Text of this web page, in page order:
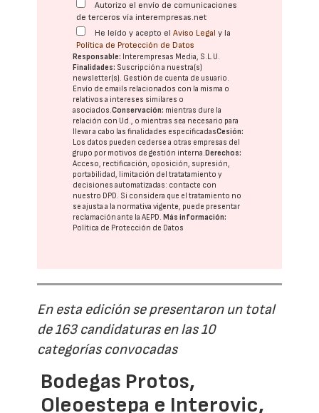
Autorizo el envío de comunicaciones
de terceros vía interempresas.net
He leído y acepto elAviso Legal y la
Política de Protección de Datos
Responsable: Interempresas Media, S.L.U.
Finalidades: Suscripción a nuestra(s)
newsletter(s). Gestión de cuenta de usuario.
Envío de emails relacionados con la misma o
relativos a intereses similares o
asociados.Conservación: mientras dure la
relación con Ud., o mientras sea necesario para
llevar a cabo las finalidades especificadasCesión:
Los datos pueden cederse a otras empresas del
grupo por motivos de gestión interna.Derechos:
Acceso, rectificación, oposición, supresión,
portabilidad, limitación del tratatamiento y
decisiones automatizadas: contacte con
nuestro DPD. Si considera que el tratamiento no
se ajusta a la normativa vigente, puede presentar
reclamación ante laAEPD.Más información:
Política de Protección de Datos
En esta edición se presentaron un total
de 163 candidaturas en las 10
categorías convocadas
Bodegas Protos,
Oleoestepa e Interovic,